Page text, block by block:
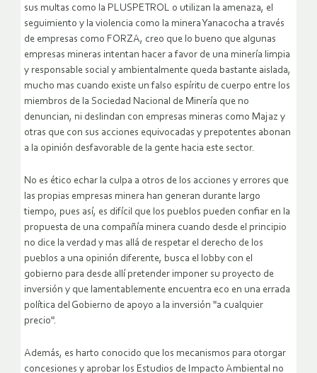
sus multas como la PLUSPETROL o utilizan la amenaza, el
seguimiento y la violencia como la minera Yanacocha a través
de empresas como FORZA, creo que lo bueno que algunas
empresas mineras intentan hacer a favor de una minería limpia
y responsable social y ambientalmente queda bastante aislada,
mucho mas cuando existe un falso espíritu de cuerpo entre los
miembros de la Sociedad Nacional de Minería que no
denuncian, ni deslindan con empresas mineras como Majaz y
otras que con sus acciones equivocadas y prepotentes abonan
a la opinión desfavorable de la gente hacia este sector.
No es ético echar la culpa a otros de los acciones y errores que
las propias empresas minera han generan durante largo
tiempo, pues así, es difícil que los pueblos pueden confiar en la
propuesta de una compañía minera cuando desde el principio
no dice la verdad y mas allá de respetar el derecho de los
pueblos a una opinión diferente, busca el lobby con el
gobierno para desde allí pretender imponer su proyecto de
inversión y que lamentablemente encuentra eco en una errada
política del Gobierno de apoyo a la inversión "a cualquier
precio".
Además, es harto conocido que los mecanismos para otorgar
concesiones y aprobar los Estudios de Impacto Ambiental no